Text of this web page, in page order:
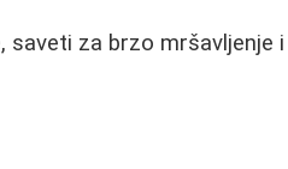
saveti za brzo mršavljenje i